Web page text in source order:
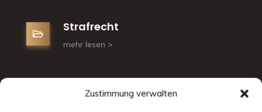
Zustimmung verwalten
Strafrecht
mehr lesen >
Mietrecht